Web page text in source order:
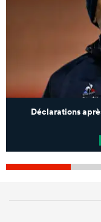
Déclarations